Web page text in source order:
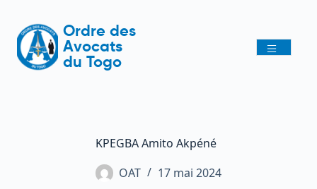
Ordre des
Avocats
du Togo
KPEGBA Amito Akpéné
OAT
17 mai 2024